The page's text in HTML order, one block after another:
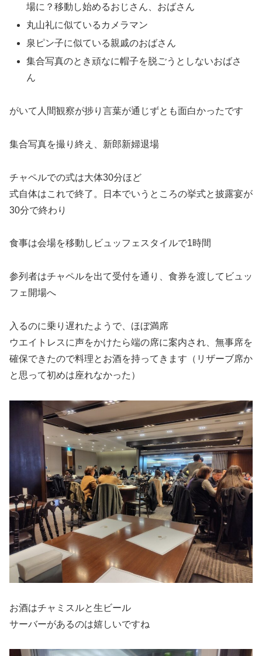
場に？移動し始めるおじさん、おばさん
丸山礼に似ているカメラマン
泉ピン子に似ている親戚のおばさん
集合写真のとき頑なに帽子を脱ごうとしないおばさ
ん
がいて人間観察が捗り言葉が通じずとも面白かったです
集合写真を撮り終え、新郎新婦退場
チャペルでの式は大体30分ほど
式自体はこれで終了。日本でいうところの挙式と披露宴が
30分で終わり
食事は会場を移動しビュッフェスタイルで1時間
参列者はチャペルを出て受付を通り、食券を渡してビュッ
フェ開場へ
入るのに乗り遅れたようで、ほぼ満席
ウエイトレスに声をかけたら端の席に案内され、無事席を
確保できたので料理とお酒を持ってきます（リザーブ席か
と思って初めは座れなかった）
お酒はチャミスルと生ビール
サーバーがあるのは嬉しいですね